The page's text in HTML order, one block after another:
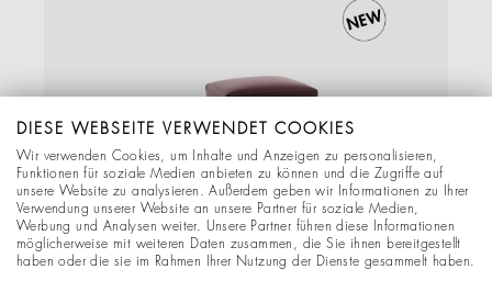
Glossy Titan, Leder graphite ruby red, Hochglanzlack
DIESE WEBSEITE VERWENDET COOKIES
Wir verwenden Cookies, um Inhalte und Anzeigen zu personalisieren,
Funktionen für soziale Medien anbieten zu können und die Zugriffe auf
unsere Website zu analysieren. Außerdem geben wir Informationen zu Ihrer
Verwendung unserer Website an unsere Partner für soziale Medien,
Werbung und Analysen weiter. Unsere Partner führen diese Informationen
möglicherweise mit weiteren Daten zusammen, die Sie ihnen bereitgestellt
haben oder die sie im Rahmen Ihrer Nutzung der Dienste gesammelt haben.